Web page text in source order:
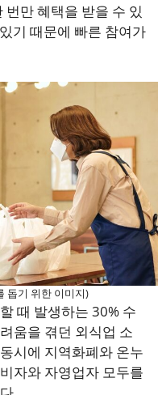
만 혜택을 받을 수 있
기 때문에 빠른 참여가
돕기 위한 이미지)
때 발생하는 30% 수
움을 겪던 외식업 소
시에 지역화폐와 온누
자와 자영업자 모두를